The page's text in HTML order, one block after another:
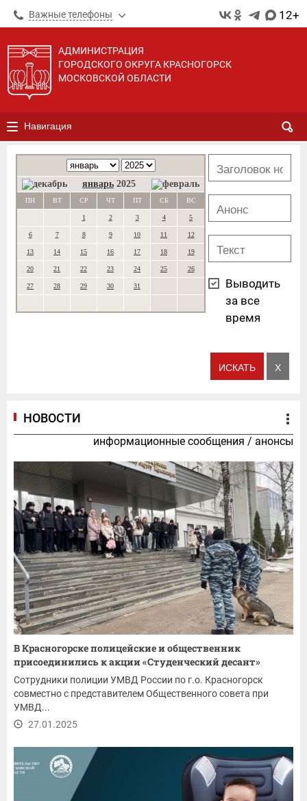
Важные телефоны 12+
АДМИНИСТРАЦИЯ
ГОРОДСКОГО ОКРУГА КРАСНОГОРСК
МОСКОВСКОЙ ОБЛАСТИ
Навигация
январь 2025
ПН ВТ СР ЧТ ПТ СБ ВС
1 2 3 4 5
6 7 8 9 10 11 12
13 14 15 16 17 18 19
20 21 22 23 24 25 26
27 28 29 30 31
Выводить
за все
время
НОВОСТИ
информационные сообщения / анонсы
В Красногорске полицейские и общественник
присоединились к акции «Студенческий десант»
Сотрудники полиции УМВД России по г.о. Красногорск
совместно с представителем Общественного совета при
УМВД...
27.01.2025